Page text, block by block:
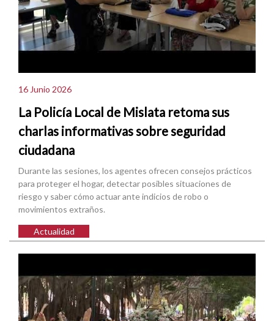
16 Junio 2026
La Policía Local de Mislata retoma sus
charlas informativas sobre seguridad
ciudadana
Durante las sesiones, los agentes ofrecen consejos prácticos
para proteger el hogar, detectar posibles situaciones de
riesgo y saber cómo actuar ante indicios de robo o
movimientos extraños.
Actualidad